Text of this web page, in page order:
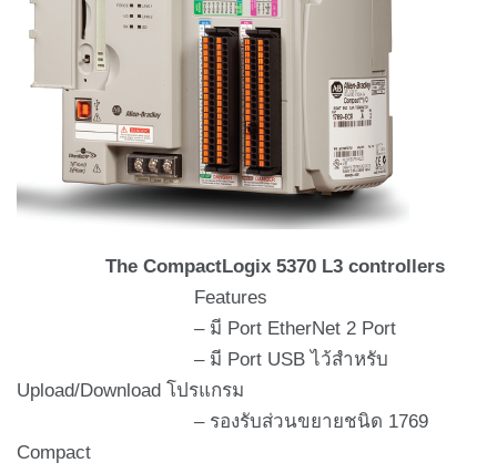
The CompactLogix 5370 L3 controllers
Features
– มี Port EtherNet 2 Port
– มี Port USB ไว้สำหรับ
Upload/Download โปรแกรม
– รองรับส่วนขยายชนิด 1769
Compact